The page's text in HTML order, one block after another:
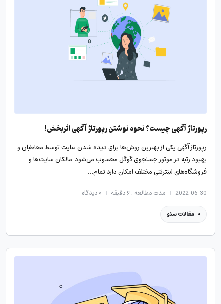
رپورتاژ آگهی چیست؟ نحوه نوشتن رپورتاژ آگهی اثربخش!
رپورتاژ آگهی یکی از بهترین روش‌ها برای دیده شدن سایت توسط مخاطبان و
بهبود رتبه در موتور جستجوی گوگل محسوب می‌شود. مالکان سایت‌ها و
فروشگاه‌های اینترنتی مختلف امکان دارد تمام…
2022-06-30 مدت مطالعه : ۶ دقیقه ۰دیدگاه
مقالات سئو